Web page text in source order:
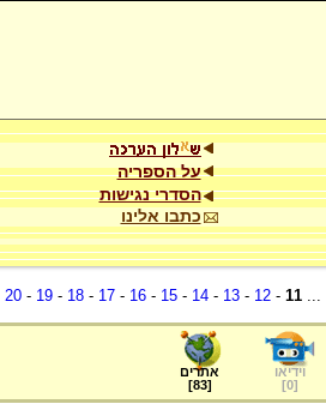
על הספריה
הסדרי נגישות
כתבו אלינו
...
11
-
12
-
13
-
14
-
15
-
16
-
17
-
18
-
19
-
20
וידיאו
[
0
]
אתרים
[
83
]